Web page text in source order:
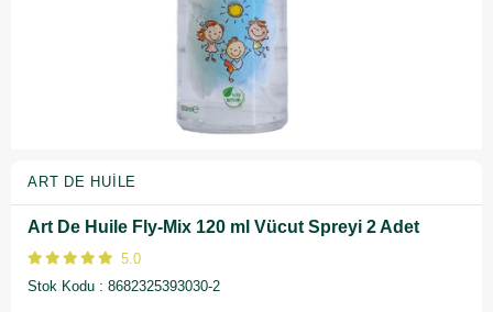
ART DE HUILE
Art De Huile Fly-Mix 120 ml Vücut Spreyi 2 Adet
5.0
Stok Kodu
8682325393030-2